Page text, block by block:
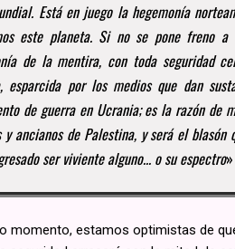
Está en juego la hegemonía
este planeta. Si no se pone freno
de la mentira, con toda seguridad
esparcida por los medios que dan
de guerra en Ucrania; es la razón de
y ancianos de Palestina, y será el
ser viviente alguno... o su espectro»
momento, estamos optimistas de